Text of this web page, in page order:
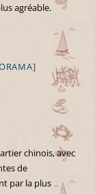
agréable.
chinois, avec
de
par la plus